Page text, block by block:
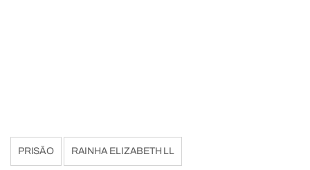
PRISÃO RAINHA ELIZABETH LL